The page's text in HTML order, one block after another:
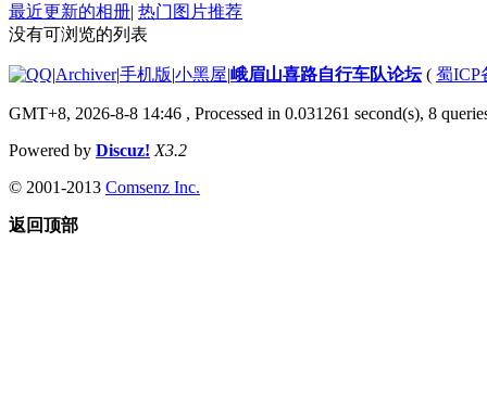
最近更新的相册| 热门图片推荐
没有可浏览的列表
|Archiver|手机版|小黑屋|峨眉山喜路自行车队论坛( 蜀ICP
GMT+8, 2026-8-8 14:46 , Processed in 0.031261 second(s), 8
Powered by Discuz! X3.2
© 2001-2013 Comsenz Inc.
返回顶部